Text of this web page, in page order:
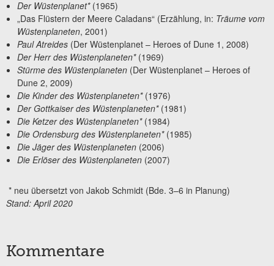
Der Wüstenplanet*(1965)
„Das Flüstern der Meere Caladans“ (Erzählung, in: Träume vom
Wüstenplaneten, 2001)
Paul Atreides (Der Wüstenplanet – Heroes of Dune 1, 2008)
Der Herr des Wüstenplaneten*(1969)
Stürme des Wüstenplaneten (Der Wüstenplanet – Heroes of
Dune 2, 2009)
Die Kinder des Wüstenplaneten*(1976)
Der Gottkaiser des Wüstenplaneten*(1981)
Die Ketzer des Wüstenplaneten*(1984)
Die Ordensburg des Wüstenplaneten*(1985)
Die Jäger des Wüstenplaneten (2006)
Die Erlöser des Wüstenplaneten (2007)
* neu übersetzt von Jakob Schmidt (Bde. 3–6 in Planung)
Stand: April 2020
Kommentare